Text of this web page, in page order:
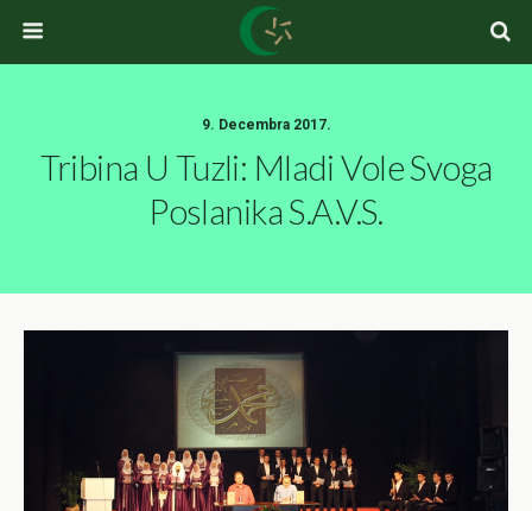
9. Decembra 2017.
Tribina U Tuzli: Mladi Vole Svoga
Poslanika S.a.v.s.